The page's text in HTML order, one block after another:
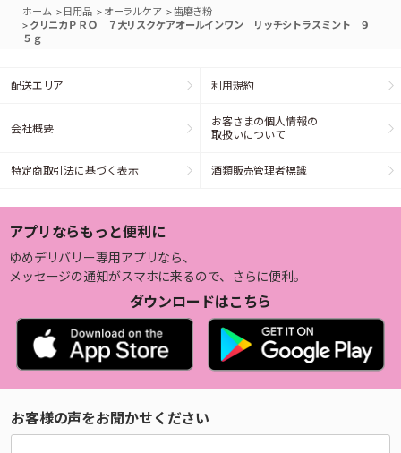
ホーム > 日用品 > オーラルケア >歯磨き粉
> クリニカＰＲＯ ７大リスクケアオールインワン リッチシトラスミント ９
５ｇ
配送エリア 利用規約
会社概要
お客さまの個人情報の
取扱いについて
特定商取引法に基づく表示 酒類販売管理者標識
アプリならもっと便利に
ゆめデリバリー専用アプリなら、
メッセージの通知がスマホに来るので、さらに便利。
ダウンロードはこちら
お客様の声をお聞かせください